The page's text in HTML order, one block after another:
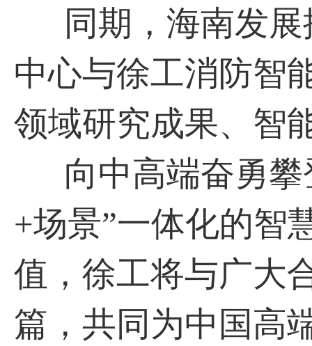
同期，海南发展
中心与徐工消防智
领域研究成果、智
向中高端奋勇攀
+场景”一体化的智
值，徐工将与广大
篇，共同为中国高